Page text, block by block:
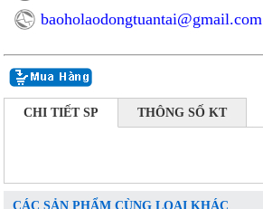
baoholaodongtuantai@gmail.com
CHI TIẾT SP THÔNG SỐ KT
CÁC SẢN PHẨM CÙNG LOẠI KHÁC